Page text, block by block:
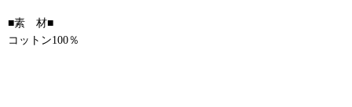
■素 材■
コットン100％